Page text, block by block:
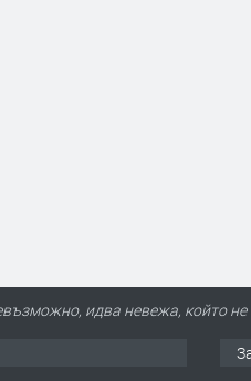
идва невежа, който